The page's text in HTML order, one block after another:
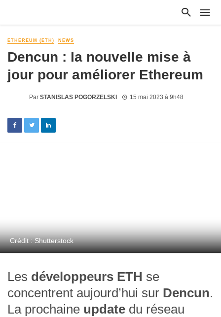
ETHEREUM (ETH) NEWS
Dencun : la nouvelle mise à
jour pour améliorer Ethereum
Par STANISLAS POGORZELSKI 15 mai 2023 à 9h48
Crédit : Shutterstock
Les développeurs ETH se
concentrent aujourd’hui sur Dencun.
La prochaine update du réseau